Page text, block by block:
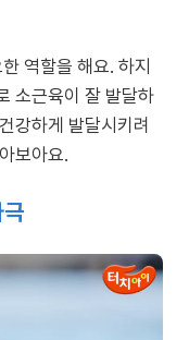
역할을 해요. 하지
소근육이 잘 발달하
강하게 발달시키려
보아요.